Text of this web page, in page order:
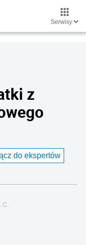
Serwisy
z
do ekspertów